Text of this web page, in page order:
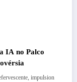
IA no Palco
impulsion